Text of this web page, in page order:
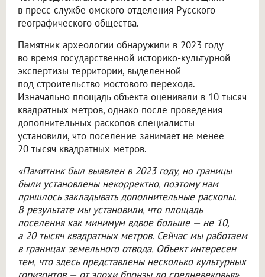
в пресс-службе омского отделения Русского
географического общества.
Памятник археологии обнаружили в 2023 году
во время государственной историко-культурной
экспертизы территории, выделенной
под строительство мостового перехода.
Изначально площадь объекта оценивали в 10 тысяч
квадратных метров, однако после проведения
дополнительных раскопов специалисты
установили, что поселение занимает не менее
20 тысяч квадратных метров.
«Памятник был выявлен в 2023 году, но границы
были установлены некорректно, поэтому нам
пришлось закладывать дополнительные раскопы.
В результате мы установили, что площадь
поселения как минимум вдвое больше — не 10,
а 20 тысяч квадратных метров. Сейчас мы работаем
в границах земельного отвода. Объект интересен
тем, что здесь представлены несколько культурных